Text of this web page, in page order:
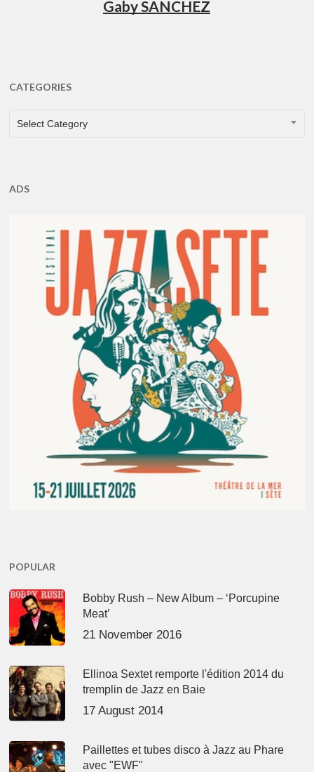
Gaby SANCHEZ
CATEGORIES
CATEGORIES
Select Category
ADS
POPULAR
Bobby Rush – New Album – ‘Porcupine
Meat’
21 November 2016
Ellinoa Sextet remporte l'édition 2014 du
tremplin de Jazz en Baie
17 August 2014
Paillettes et tubes disco à Jazz au Phare
avec "EWF"